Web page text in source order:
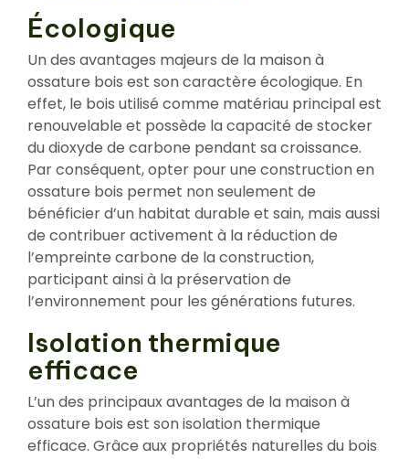
Écologique
Un des avantages majeurs de la maison à
ossature bois est son caractère écologique. En
effet, le bois utilisé comme matériau principal est
renouvelable et possède la capacité de stocker
du dioxyde de carbone pendant sa croissance.
Par conséquent, opter pour une construction en
ossature bois permet non seulement de
bénéficier d’un habitat durable et sain, mais aussi
de contribuer activement à la réduction de
l’empreinte carbone de la construction,
participant ainsi à la préservation de
l’environnement pour les générations futures.
Isolation thermique
efficace
L’un des principaux avantages de la maison à
ossature bois est son isolation thermique
efficace. Grâce aux propriétés naturelles du bois